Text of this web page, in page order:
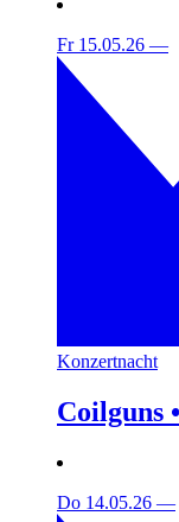
Fr 15.05.26 —
Konzertnacht
Coilguns
Do 14.05.26 —